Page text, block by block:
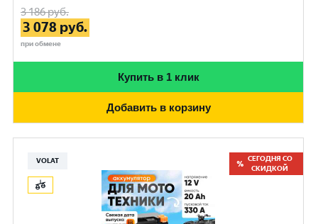
3 186руб.
3 078 руб.
при обмене
Купить в 1 клик
Добавить в корзину
VOLAT
СЕГОДНЯ СО
СКИДКОЙ